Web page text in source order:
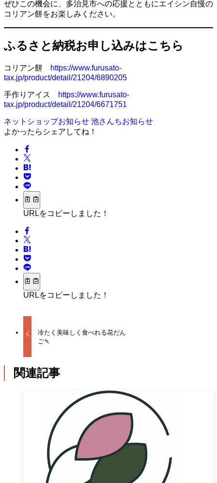
ぜひこの機会に、多治見市への応援とともにエイシン自慢の
コリアン餅をお楽しみください。
ふるさと納税お申し込みはこちら
コリアン餅
https://www.furusato-
tax.jp/product/detail/21204/6890205
手作りアイス
https://www.furusato-
tax.jp/product/detail/21204/6671751
ネットショップお知らせ 池さんちお知らせ
よかったらシェアしてね！
URLをコピーしました！
URLをコピーしました！
冷たく美味しく食べれる花だん
ご🍡
関連記事